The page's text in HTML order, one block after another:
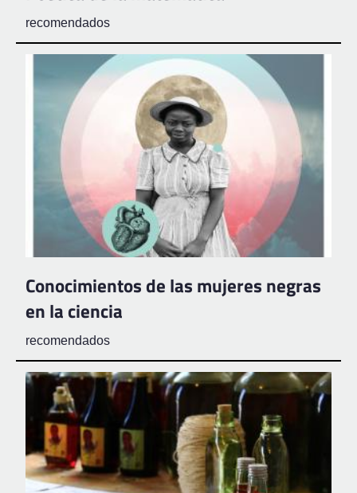
recomendados
Conocimientos de las mujeres negras
en la ciencia
recomendados